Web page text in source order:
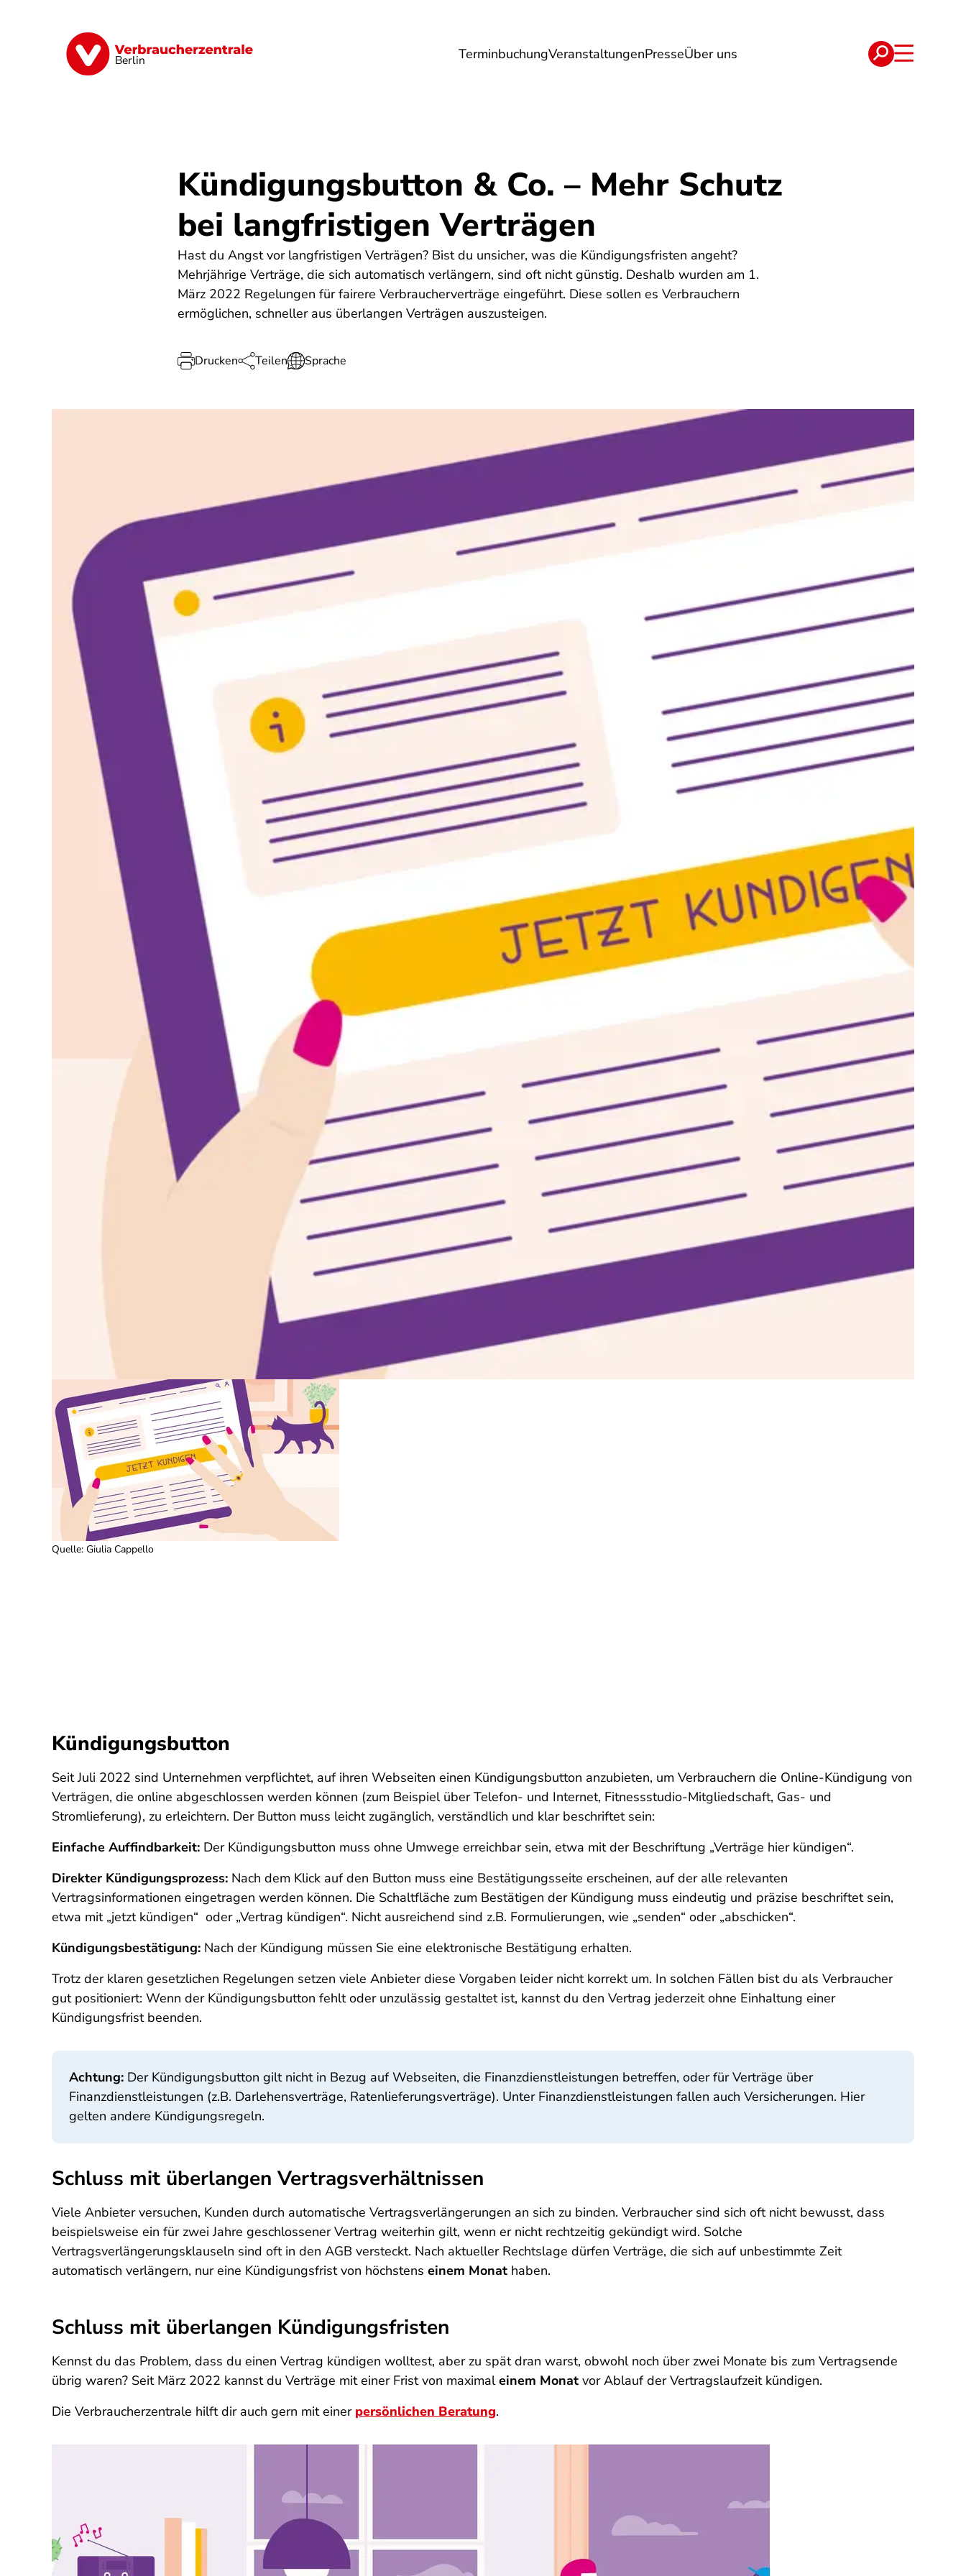
Berlin TerminbuchungVeranstaltungenPresseÜber uns
Finanzen Digitales Lebensmittel Gesundheit Energie Reise Verträge
Kündigungsbutton & Co. – Mehr Schutz
bei langfristigen Verträgen
Hast du Angst vor langfristigen Verträgen? Bist du unsicher, was die Kündigungsfristen angeht?
Mehrjährige Verträge, die sich automatisch verlängern, sind oft nicht günstig. Deshalb wurden am 1.
März 2022 Regelungen für fairere Verbraucherverträge eingeführt. Diese sollen es Verbrauchern
ermöglichen, schneller aus überlangen Verträgen auszusteigen.
Drucken Teilen Sprache
Quelle: Giulia Cappello
Kündigungsbutton
Seit Juli 2022 sind Unternehmen verpflichtet, auf ihren Webseiten einen Kündigungsbutton anzubieten, um Verbrauchern die Online-Kündigung von
Verträgen, die online abgeschlossen werden können (zum Beispiel über Telefon- und Internet, Fitnessstudio-Mitgliedschaft, Gas- und
Stromlieferung), zu erleichtern. Der Button muss leicht zugänglich, verständlich und klar beschriftet sein:
Einfache Auffindbarkeit: Der Kündigungsbutton muss ohne Umwege erreichbar sein, etwa mit der Beschriftung „Verträge hier kündigen“.
Direkter Kündigungsprozess: Nach dem Klick auf den Button muss eine Bestätigungsseite erscheinen, auf der alle relevanten
Vertragsinformationen eingetragen werden können. Die Schaltfläche zum Bestätigen der Kündigung muss eindeutig und präzise beschriftet sein,
etwa mit „jetzt kündigen“ oder „Vertrag kündigen“. Nicht ausreichend sind z.B. Formulierungen, wie „senden“ oder „abschicken“.
Kündigungsbestätigung: Nach der Kündigung müssen Sie eine elektronische Bestätigung erhalten.
Trotz der klaren gesetzlichen Regelungen setzen viele Anbieter diese Vorgaben leider nicht korrekt um. In solchen Fällen bist du als Verbraucher
gut positioniert: Wenn der Kündigungsbutton fehlt oder unzulässig gestaltet ist, kannst du den Vertrag jederzeit ohne Einhaltung einer
Kündigungsfrist beenden.
Achtung: Der Kündigungsbutton gilt nicht in Bezug auf Webseiten, die Finanzdienstleistungen betreffen, oder für Verträge über
Finanzdienstleistungen (z.B. Darlehensverträge, Ratenlieferungsverträge). Unter Finanzdienstleistungen fallen auch Versicherungen. Hier
gelten andere Kündigungsregeln.
Schluss mit überlangen Vertragsverhältnissen
Viele Anbieter versuchen, Kunden durch automatische Vertragsverlängerungen an sich zu binden. Verbraucher sind sich oft nicht bewusst, dass
beispielsweise ein für zwei Jahre geschlossener Vertrag weiterhin gilt, wenn er nicht rechtzeitig gekündigt wird. Solche
Vertragsverlängerungsklauseln sind oft in den AGB versteckt. Nach aktueller Rechtslage dürfen Verträge, die sich auf unbestimmte Zeit
automatisch verlängern, nur eine Kündigungsfrist von höchstens einem Monat haben.
Schluss mit überlangen Kündigungsfristen
Kennst du das Problem, dass du einen Vertrag kündigen wolltest, aber zu spät dran warst, obwohl noch über zwei Monate bis zum Vertragsende
übrig waren? Seit März 2022 kannst du Verträge mit einer Frist von maximaleinem Monat vor Ablauf der Vertragslaufzeit kündigen.
Die Verbraucherzentrale hilft dir auch gern mit einer persönlichen Beratung.